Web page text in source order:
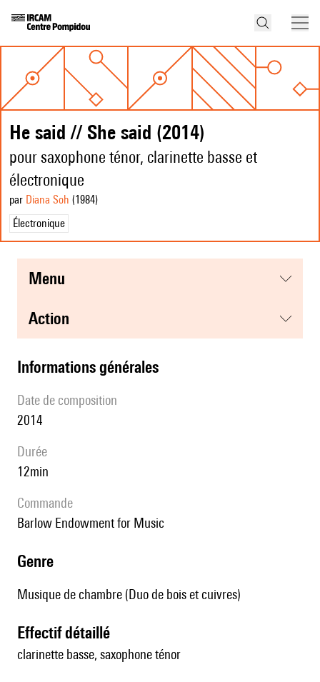
He said // She said (2014)
pour saxophone ténor, clarinette basse et
électronique
par Diana Soh (1984)
Électronique
menu
action
informations générales
date de composition
2014
durée
12min
Commande
Barlow Endowment for Music
genre
Musique de chambre (Duo de bois et cuivres)
effectif détaillé
clarinette basse, saxophone ténor